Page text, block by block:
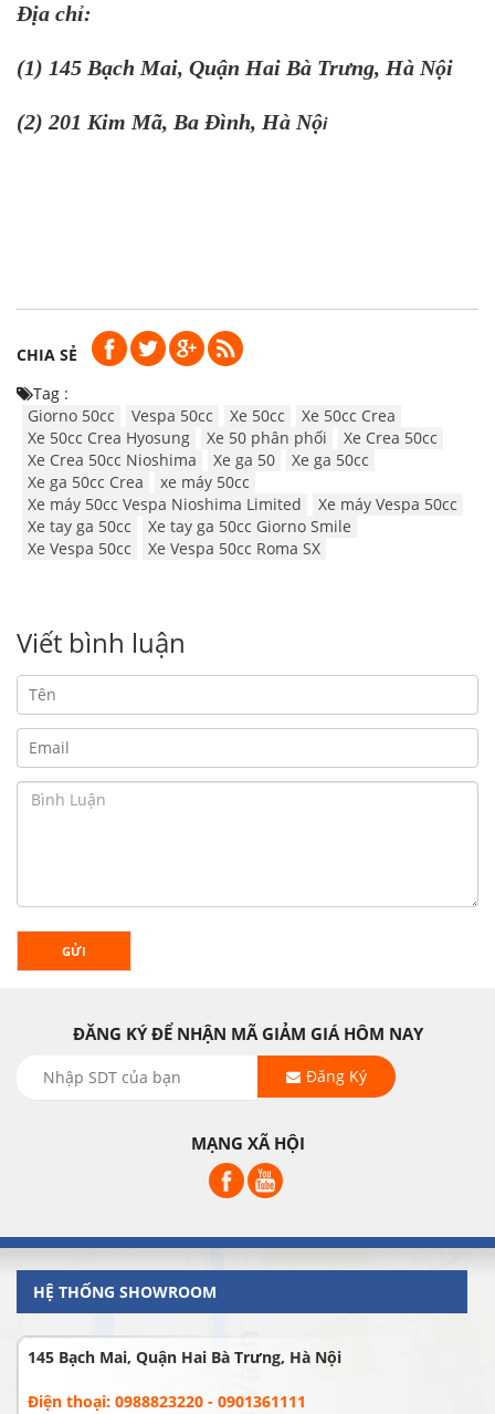
Địa chỉ:
(1) 145 Bạch Mai, Quận Hai Bà Trưng, Hà Nội
(2) 201 Kim Mã, Ba Đình, Hà Nội
CHIA SẺ
Tag :
Giorno 50cc
Vespa 50cc Xe 50cc
Xe 50cc Crea
Xe 50cc Crea Hyosung
Xe 50 phân phối
Xe Crea 50cc
Xe Crea 50cc Nioshima
Xe ga 50
Xe ga 50cc
Xe ga 50cc Crea
xe máy 50cc
Xe máy 50cc Vespa Nioshima Limited
Xe máy Vespa 50cc
Xe tay ga 50cc
Xe tay ga 50cc Giorno Smile
Xe Vespa 50cc
Xe Vespa 50cc Roma SX
Viết bình luận
GỬI
ĐĂNG KÝ ĐỂ NHẬN MÃ GIẢM GIÁ HÔM NAY
Đăng Ký
MẠNG XÃ HỘI
HỆ THỐNG SHOWROOM
145 Bạch Mai, Quận Hai Bà Trưng, Hà Nội
Điện thoại: 0988823220 - 0901361111